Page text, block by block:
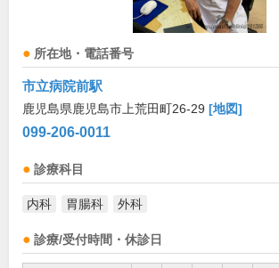
所在地・電話番号
市立病院前駅
鹿児島県鹿児島市上荒田町26-29 [地図]
099-206-0011
診療科目
内科 胃腸科 外科
診療/受付時間・休診日